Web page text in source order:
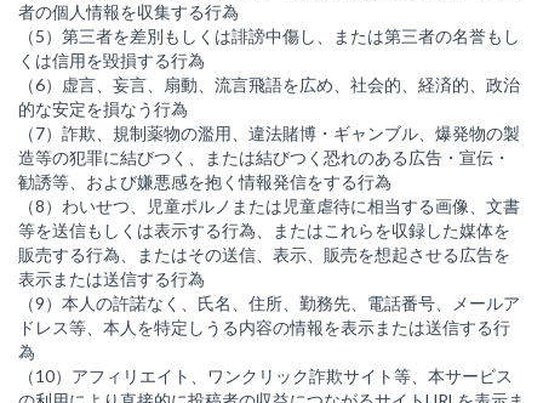
者の個人情報を収集する行為
（5）第三者を差別もしくは誹謗中傷し、または第三者の名誉もし
くは信用を毀損する行為
（6）虚言、妄言、扇動、流言飛語を広め、社会的、経済的、政治
的な安定を損なう行為
（7）詐欺、規制薬物の濫用、違法賭博・ギャンブル、爆発物の製
造等の犯罪に結びつく、または結びつく恐れのある広告・宣伝・
勧誘等、および嫌悪感を抱く情報発信をする行為
（8）わいせつ、児童ポルノまたは児童虐待に相当する画像、文書
等を送信もしくは表示する行為、またはこれらを収録した媒体を
販売する行為、またはその送信、表示、販売を想起させる広告を
表示または送信する行為
（9）本人の許諾なく、氏名、住所、勤務先、電話番号、メールア
ドレス等、本人を特定しうる内容の情報を表示または送信する行
為
（10）アフィリエイト、ワンクリック詐欺サイト等、本サービス